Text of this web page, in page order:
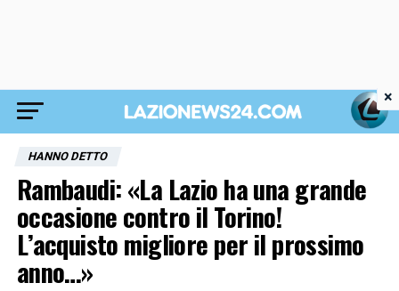
HANNO DETTO
Rambaudi: «La Lazio ha una grande
occasione contro il Torino!
L’acquisto migliore per il prossimo
anno…»
×